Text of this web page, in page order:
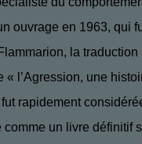
ouvrage en 1963, qui
la
« l’Agression, une
rapidement
un livre définitif